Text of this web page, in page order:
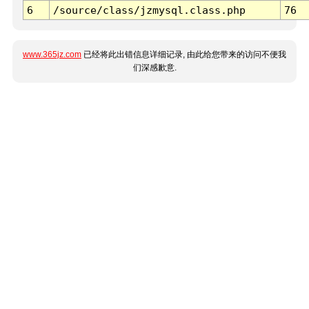
6 /source/class/jzmysql.class.php 76
www.365jz.com 已经将此出错信息详细记录, 由此给您带来的访问不便我
们深感歉意.